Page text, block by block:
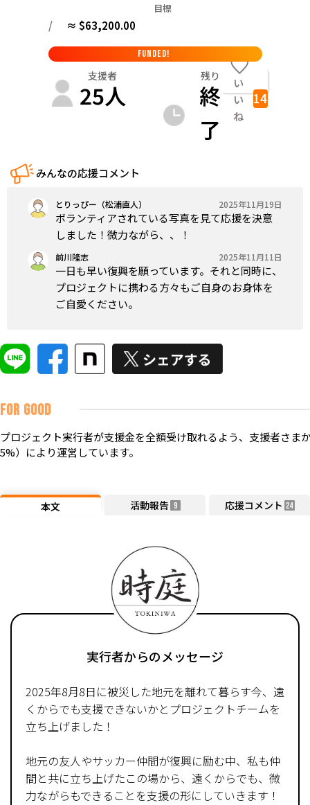
香川 愛媛
九州・沖縄
佐賀 長崎 熊本 大分 宮崎
目標
/ ≈ $63,200.00
FUNDED!
支援者
25人
残り
終
了
い
い
ね
14
みんなの応援コメント
とりっぴー（松浦直人） 2025年11月19日
ボランティアされている写真を見て応援を決意
しました！微力ながら、、！
前川隆志 2025年11月11日
一日も早い復興を願っています。それと同時に、
プロジェクトに携わる方々もご自身のお身体を
ご自愛ください。
FOR GOOD
プロジェクト実行者が支援金を全額受け取れるよう、支援者さま
5%）により運営しています。
本文 活動報告 9 応援コメント 24
実行者からのメッセージ
2025年8月8日に被災した地元を離れて暮らす今、遠
くからでも支援できないかとプロジェクトチームを
立ち上げました！
地元の友人やサッカー仲間が復興に励む中、私も仲
間と共に立ち上げたこの場から、遠くからでも、微
力ながらもできることを支援の形にしていきます！